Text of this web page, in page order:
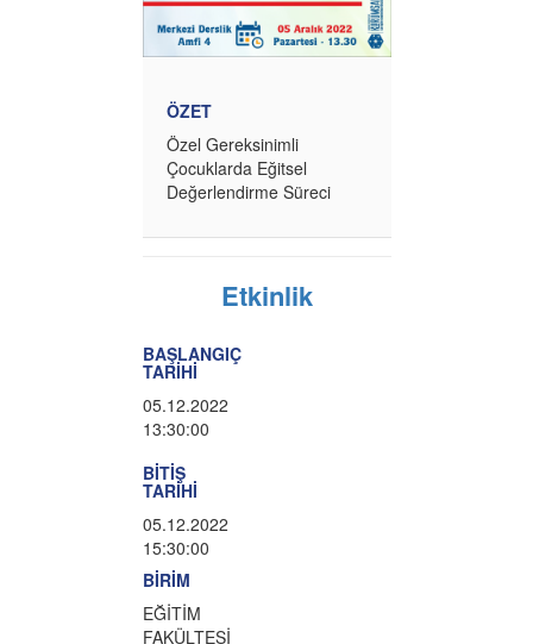
ÖZET
Özel Gereksinimli
Çocuklarda Eğitsel
Değerlendirme Süreci
Etkinlik
BAŞLANGIÇ
TARİHİ
05.12.2022
13:30:00
BİTİŞ
TARİHİ
05.12.2022
15:30:00
BİRİM
EĞİTİM
FAKÜLTESİ